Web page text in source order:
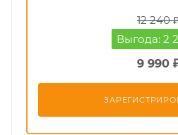
12 240
Выгода: 2
9 990